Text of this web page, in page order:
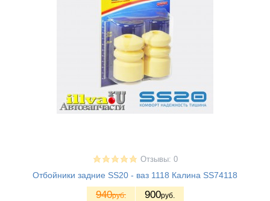
Отзывы: 0
Отбойники задние SS20 - ваз 1118 Калина SS74118
940руб. 900руб.